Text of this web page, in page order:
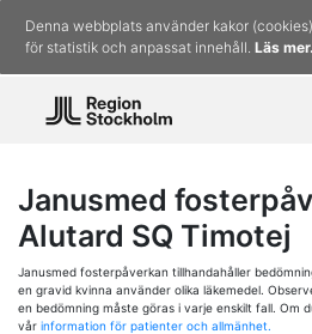
Denna webbplats använder kakor (cookies)
för statistik och anpassat innehåll. Läs mer.
Janusmed
Alutard SQ Timotej
Janusmed fosterpåverkan tillhandahåller
en gravid kvinna använder olika läkemedel.
en bedömning måste göras i varje enskilt fall. Om
vår information för patienter och allmänhet.